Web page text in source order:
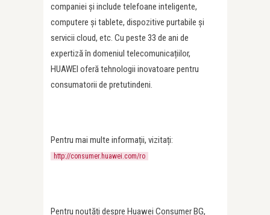
companiei și include telefoane inteligente,
computere și tablete, dispozitive purtabile și
servicii cloud, etc. Cu peste 33 de ani de
expertiză în domeniul telecomunicațiilor,
HUAWEI oferă tehnologii inovatoare pentru
consumatorii de pretutindeni.
Pentru mai multe informații, vizitați:
http://consumer.huawei.com/ro
Pentru noutăți despre Huawei Consumer BG,